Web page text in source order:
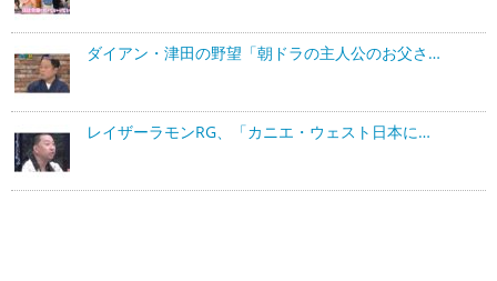
ダイアン・津田の野望「朝ドラの主人公のお父さ…
レイザーラモンRG、「カニエ・ウェスト日本に…